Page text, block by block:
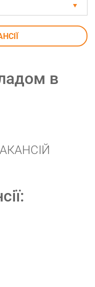
в